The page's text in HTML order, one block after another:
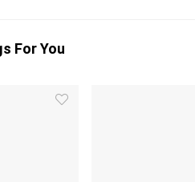
For You